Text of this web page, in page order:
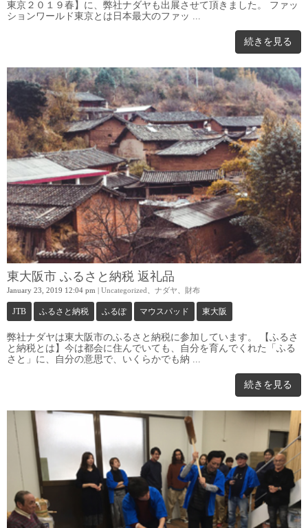
東京２０１９春】に、弊社ナダヤも出展させて頂きました。 ファッ
ションワールド東京とは日本最大のファッ ...
続きを見る
東大阪市 ふるさと納税 返礼品
January 23, 2019 12:04 pm | Uncategorized ナダヤ 財布
JTB ふるさと納税 ふるぽ マウスパッド 東大阪
弊社ナダヤは東大阪市のふるさと納税に参加しています。 【ふるさ
と納税とは】今は都会に住んでいても、自分を育んでくれた「ふる
さと」に、自分の意思で、いくらかでも納 ...
続きを見る